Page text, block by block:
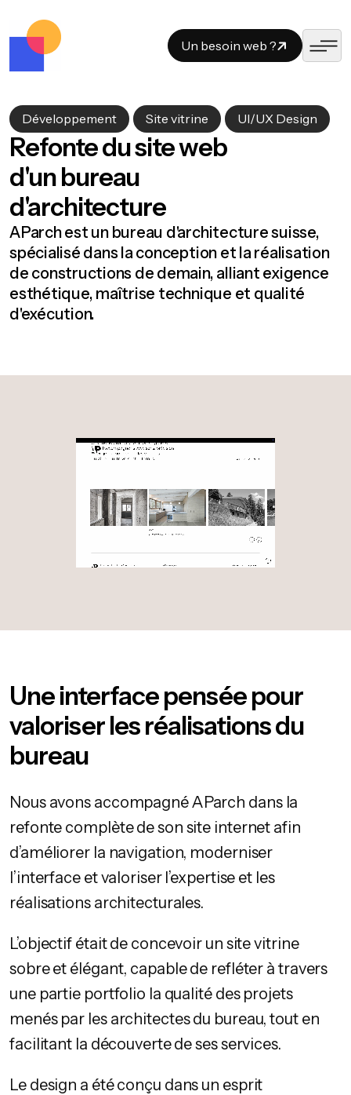
Un besoin web ?
Développement Site vitrine UI/UX Design
Refonte du site web
d'un bureau
d'architecture
AParch est un bureau d'architecture suisse,
spécialisé dans la conception et la réalisation
de constructions de demain, alliant exigence
esthétique, maîtrise technique et qualité
d'exécution.
Une interface pensée pour
valoriser les réalisations du
bureau
Nous avons accompagné AParch dans la
refonte complète de son site internet afin
d’améliorer la navigation, moderniser
l’interface et valoriser l’expertise et les
réalisations architecturales.
L’objectif était de concevoir un site vitrine
sobre et élégant, capable de refléter à travers
une partie portfolio la qualité des projets
menés par les architectes du bureau, tout en
facilitant la découverte de ses services.
Le design a été conçu dans un esprit